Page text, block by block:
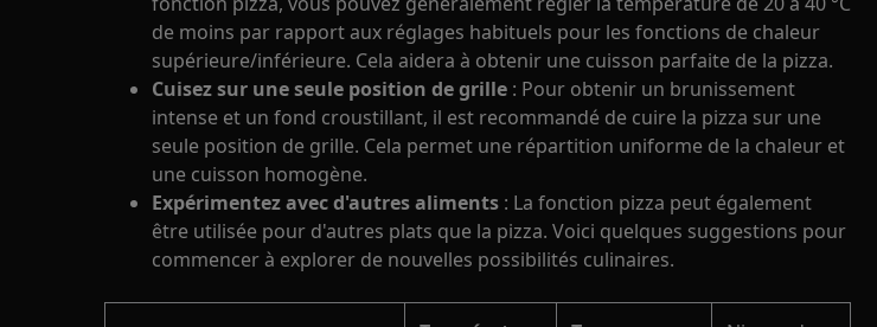
de moins par rapport aux réglages habituels pour les fonctions de chaleur
supérieure/inférieure. Cela aidera à obtenir une cuisson parfaite de la pizza.
Cuisez sur une seule position de grille : Pour obtenir un brunissement
intense et un fond croustillant, il est recommandé de cuire la pizza sur une
seule position de grille. Cela permet une répartition uniforme de la chaleur et
une cuisson homogène.
Expérimentez avec d'autres aliments : La fonction pizza peut également
être utilisée pour d'autres plats que la pizza. Voici quelques suggestions pour
commencer à explorer de nouvelles possibilités culinaires.